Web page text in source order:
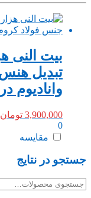
تبدیل
وانادیوم
3,900,000 تومان
0
مقایسه
جستجو در نتایج
جستجو